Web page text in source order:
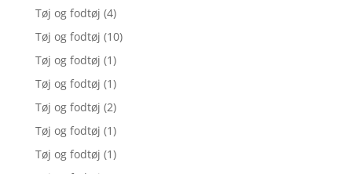
Tøj og fodtøj (4)
Tøj og fodtøj (10)
Tøj og fodtøj (1)
Tøj og fodtøj (1)
Tøj og fodtøj (2)
Tøj og fodtøj (1)
Tøj og fodtøj (1)